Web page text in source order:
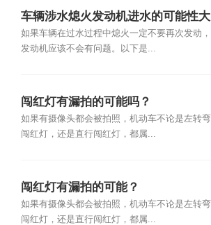
车辆涉水熄火发动机进水的可能性大
么？
如果车辆在过水过程中熄火一定不要再次发动，
发动机应该不会有问题。以下是...
闯红灯有漏拍的可能吗？
如果有摄像头都会被拍照，机动车不论是左转弯
闯红灯，还是直行闯红灯，都属...
闯红灯有漏拍的可能？
如果有摄像头都会被拍照，机动车不论是左转弯
闯红灯，还是直行闯红灯，都属...